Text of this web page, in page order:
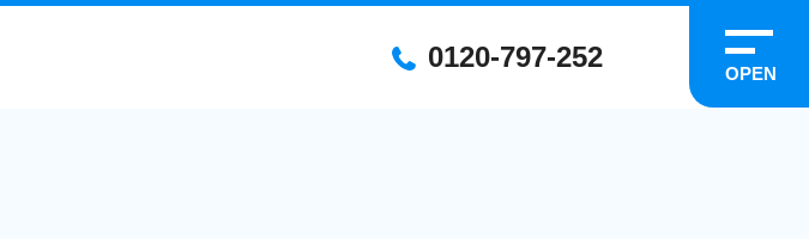
0120-797-252